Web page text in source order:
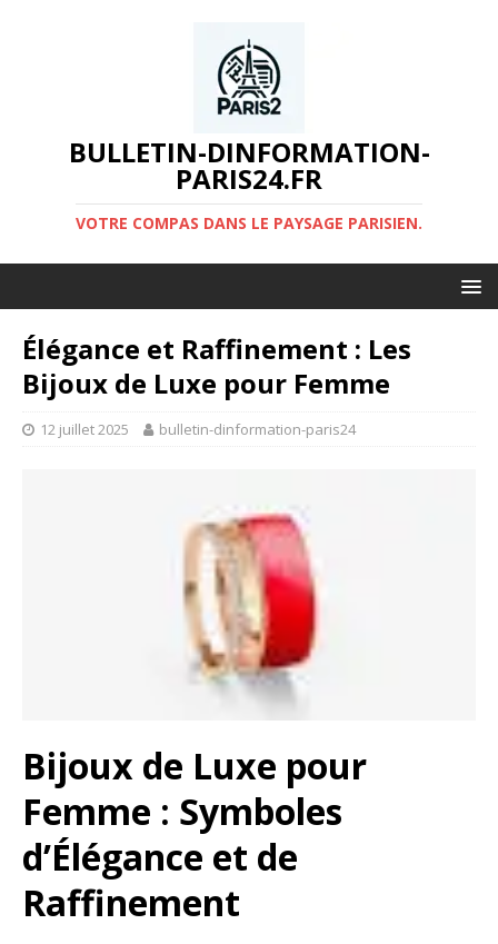
BULLETIN-DINFORMATION-
PARIS24.FR
VOTRE COMPAS DANS LE PAYSAGE PARISIEN.
Élégance et Raffinement : Les
Bijoux de Luxe pour Femme
12 juillet 2025 bulletin-dinformation-paris24
Bijoux de Luxe pour
Femme : Symboles
d’Élégance et de
Raffinement